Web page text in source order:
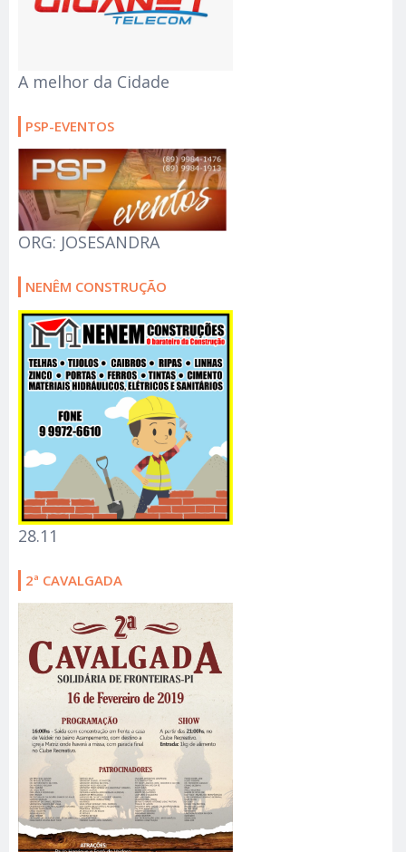
A melhor da Cidade
PSP-EVENTOS
ORG: JOSESANDRA
NENÊM CONSTRUÇÃO
28.11
2ª CAVALGADA